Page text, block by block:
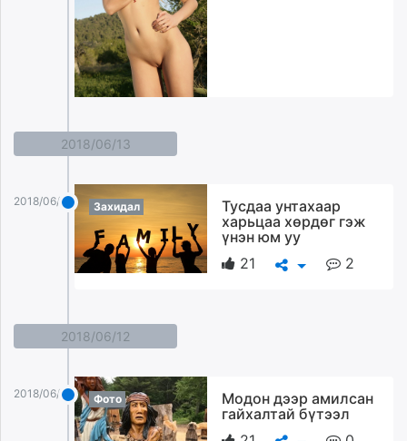
2018/06/13
2018/06/13 Захидал
Тусдаа унтахаар
харьцаа хөрдөг гэж
үнэн юм уу
21
2
2018/06/12
2018/06/12 Фото
Модон дээр амилсан
гайхалтай бүтээл